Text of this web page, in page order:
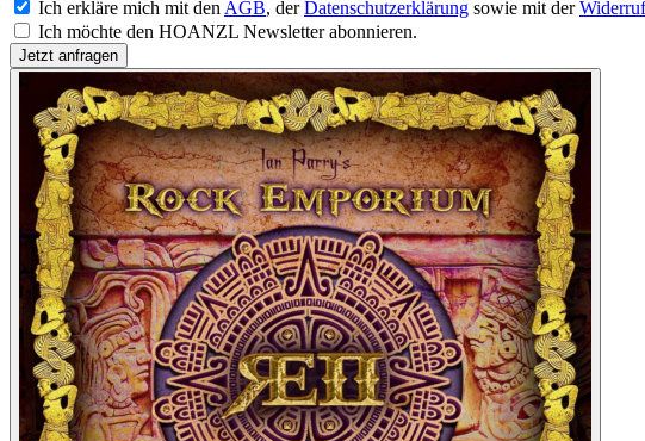
Ich erkläre mich mit den AGB, derDatenschutzerklärung sowie mit der
Ich möchte den HOANZL Newsletter abonnieren.